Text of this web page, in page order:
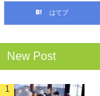
はてブ
New Post